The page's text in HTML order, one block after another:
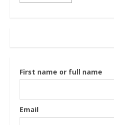
First name or full name
Email